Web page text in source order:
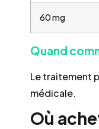
60 mg
Quand
Le traitement
médicale.
Où